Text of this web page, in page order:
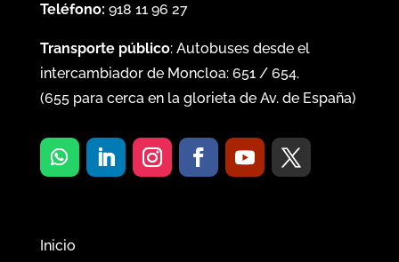
Teléfono: 918 11 96 27
Transporte público: Autobuses desde el
intercambiador de Moncloa: 651/ 654.
(655para cerca en la glorieta de Av. de España)
Inicio